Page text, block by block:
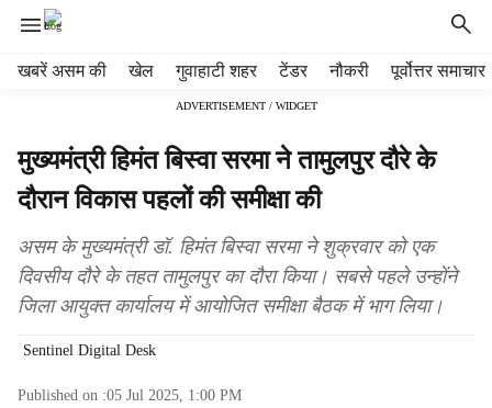
खबरें असम की खेल गुवाहाटी शहर टेंडर नौकरी पूर्वोत्तर समाचार
ADVERTISEMENT / WIDGET
मुख्यमंत्री हिमंत बिस्वा सरमा ने तामुलपुर दौरे के
दौरान विकास पहलों की समीक्षा की
असम के मुख्यमंत्री डॉ. हिमंत बिस्वा सरमा ने शुक्रवार को एक
दिवसीय दौरे के तहत तामुलपुर का दौरा किया। सबसे पहले उन्होंने
जिला आयुक्त कार्यालय में आयोजित समीक्षा बैठक में भाग लिया।
Sentinel Digital Desk
Published on :05 Jul 2025, 1:00 PM